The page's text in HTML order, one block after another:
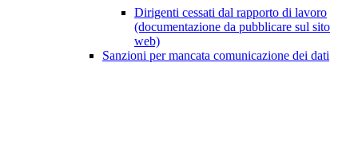
Dirigenti cessati dal rapporto di lavoro
(documentazione da pubblicare sul sito
web)
Sanzioni per mancata comunicazione dei dati